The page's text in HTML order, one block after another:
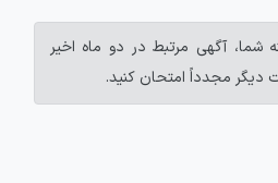
شما، آگهی مرتبط در دو ماه اخیر
دیگر مجدداً امتحان کنید.